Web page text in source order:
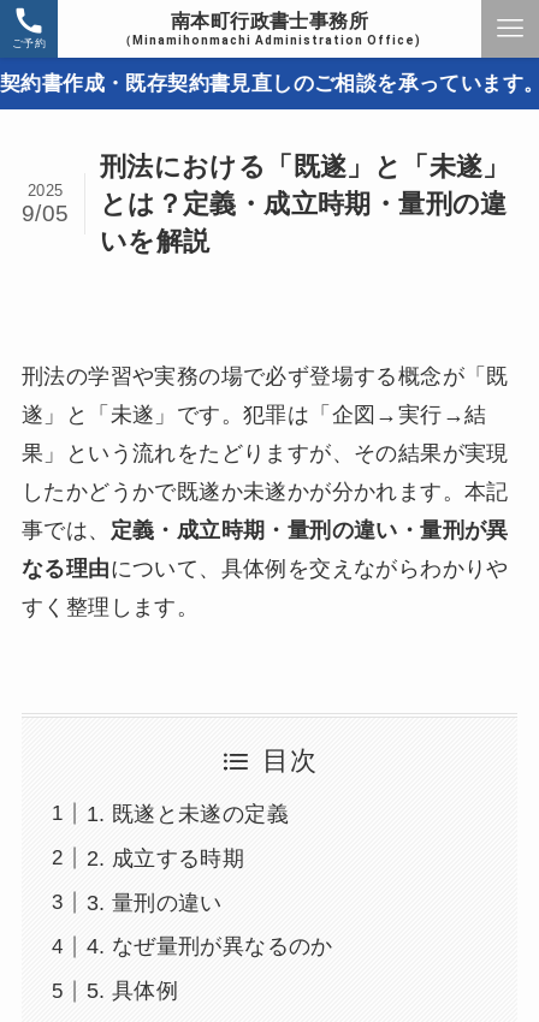
南本町行政書士事務所
（Minamihonmachi Administration Office)
ご予約
成・既存契約書見直しのご相談を承っています。取
刑法における「既遂」と「未遂」
とは？定義・成立時期・量刑の違
いを解説
2025
9/05
刑法の学習や実務の場で必ず登場する概念が「既
遂」と「未遂」です。犯罪は「企図→実行→結
果」という流れをたどりますが、その結果が実現
したかどうかで既遂か未遂かが分かれます。本記
事では、 定義・成立時期・量刑の違い・量刑が異
なる理由について、具体例を交えながらわかりや
すく整理します。
目次
1. 既遂と未遂の定義
2. 成立する時期
3. 量刑の違い
4. なぜ量刑が異なるのか
5. 具体例